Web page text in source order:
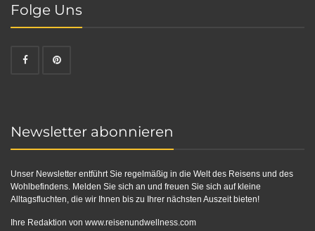
Folge Uns
Newsletter abonnieren
Unser Newsletter entführt Sie regelmäßig in die Welt des Reisens und des
Wohlbefindens. Melden Sie sich an und freuen Sie sich auf kleine
Alltagsfluchten, die wir Ihnen bis zu Ihrer nächsten Auszeit bieten!
Ihre Redaktion von www.reisenundwellness.com